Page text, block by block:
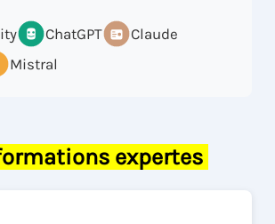
ChatGPT
Claude
Mistral
expertes